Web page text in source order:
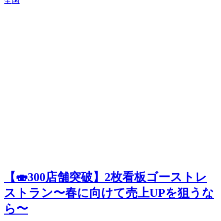
【🍣300店舗突破】2枚看板ゴーストレ
ストラン〜春に向けて売上UPを狙うな
ら〜